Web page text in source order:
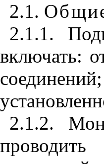
2.1.
2.1.1.
включать:
2.1.2.